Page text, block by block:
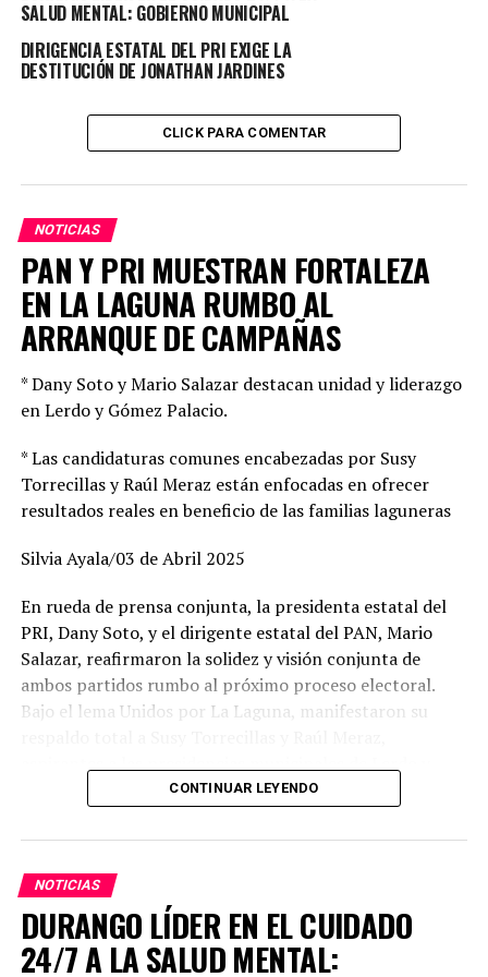
podemos hablarles y decirles oye están equivocados en
esto, mi visión es esta y no tiene por que ser de ninguna
otra forma, en este gobierno vamos a respetar la
finalmente.
UP NEXT
UNA BUENA NOTICIA QUE DURANGO PASE A SEMAFORO
VERDE: CCE
NO DEJES DE VER
LOGRA GOBERNADOR REGRESAR A DURANGO A
SEMÁFORO VERDE; COMENZARÁ A DINAMIZARSE LA
SALUD MENTAL: GOBIERNO MUNICIPAL
DIRIGENCIA ESTATAL DEL PRI EXIGE LA
DESTITUCIÓN DE JONATHAN JARDINES
CLICK PARA COMENTAR
NOTICIAS
PAN Y PRI MUESTRAN FORTALEZA
EN LA LAGUNA RUMBO AL
ARRANQUE DE CAMPAÑAS
* Dany Soto y Mario Salazar destacan unidad y liderazgo
en Lerdo y Gómez Palacio.
* Las candidaturas comunes encabezadas por Susy
Torrecillas y Raúl Meraz están enfocadas en ofrecer
resultados reales en beneficio de las familias laguneras
Silvia Ayala/03 de Abril 2025
En rueda de prensa conjunta, la presidenta estatal del
PRI, Dany Soto, y el dirigente estatal del PAN, Mario
Salazar, reafirmaron la solidez y visión conjunta de
ambos partidos rumbo al próximo proceso electoral.
Bajo el lema Unidos por La Laguna, manifestaron su
Gómez Palacio, respectivamente, a quienes describieron
arraigo en sus comunidades.
Dany Soto aseguró que la alianza entre PRI y PAN no
responde a cuotas, sino a la búsqueda de los mejores
perfiles para enfrentar el reto electoral. “No hay un solo
municipio negociado ni entregado. Hemos construido un
CONTINUAR LEYENDO
NOTICIAS
DURANGO LÍDER EN EL CUIDADO
24/7 A LA SALUD MENTAL: